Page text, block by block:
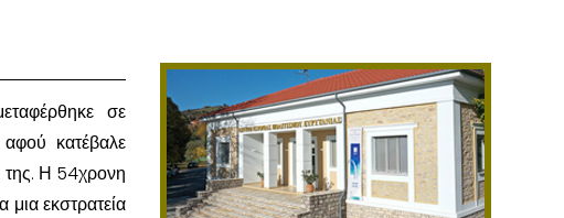
σε
κατέβαλε
της. Η 54χρονη
εκστρατεία